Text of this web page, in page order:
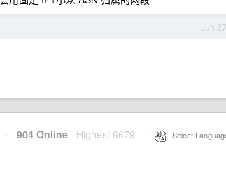
Jun 27
· 904 Online Highest 6679 Select